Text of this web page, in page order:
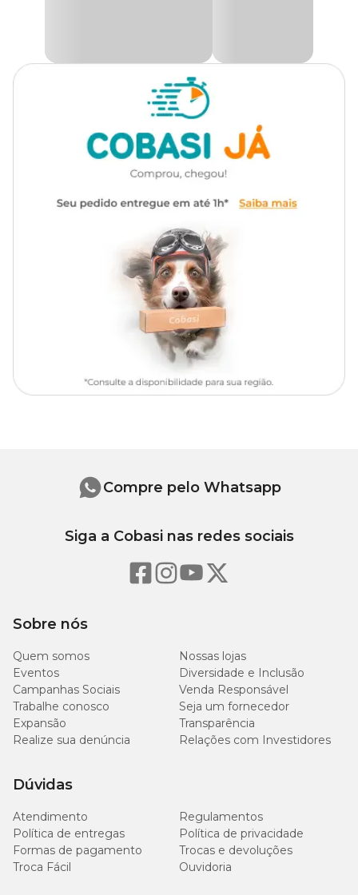
Gênero Unissex
ocorrer se não houver moderação na quantidade de petiscos. Tudo
Na Cobasi, você encontra o Petisco Natural Gatos Meowwies Soft
especial.
Ingredientes:
Como escolher o melhor petisco para o meu gato?
É muito importante que você dê ao seu felino, o petisco certo.
Petisco para gatos filhotes não servem para gatos adultos. Adquirir
um petisco de acordo com tamanho do seu gato é o mais
Cada petisco pode auxiliar na saúde do seu gato. Muitos possuem
em sua composição cálcio e taurina que contribui para a visão e a
função reprodutiva. Outros reduzem o acúmulo de tártaro. E
outros possuem ômega 6 para uma pelagem mais brilhante.Essas
informações você encontra no rótulo da embalagem.
Sobre nós
Quem somos
Nossas lojas
Eventos
Diversidade e Inclusão
Campanhas Sociais
Venda Responsável
Trabalhe conosco
Seja um fornecedor
Expansão
Transparência
Realize sua denúncia
Relações com Investidores
Dúvidas
Atendimento
Regulamentos
Política de entregas
Política de privacidade
Formas de pagamento
Trocas e devoluções
Troca Fácil
Ouvidoria
Compre pelo Whatsapp
Siga a Cobasi nas redes sociais